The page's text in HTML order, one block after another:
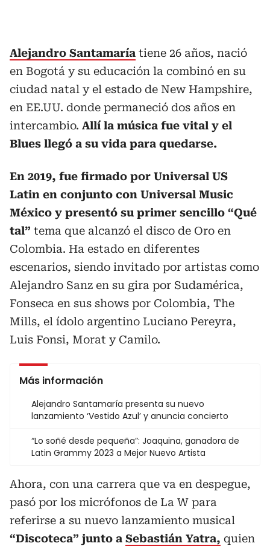
Alejandro Santamaría tiene 26 años, nació
en Bogotá y su educación la combinó en su
ciudad natal y el estado de New Hampshire,
en EE.UU. donde permaneció dos años en
intercambio. Allí la música fue vital y el
Blues llegó a su vida para quedarse.
En 2019, fue firmado por Universal US
Latin en conjunto con Universal Music
México y presentó su primer sencillo “Qué
tal” tema que alcanzó el disco de Oro en
Colombia. Ha estado en diferentes
escenarios, siendo invitado por artistas como
Alejandro Sanz en su gira por Sudamérica,
Fonseca en sus shows por Colombia, The
Mills, el ídolo argentino Luciano Pereyra,
Luis Fonsi, Morat y Camilo.
Más información
Alejandro Santamaría presenta su nuevo
lanzamiento ‘Vestido Azul’ y anuncia concierto
“Lo soñé desde pequeña”: Joaquina, ganadora de
Latin Grammy 2023 a Mejor Nuevo Artista
Ahora, con una carrera que va en despegue,
pasó por los micrófonos de La W para
referirse a su nuevo lanzamiento musical
“Discoteca” junto a Sebastián Yatra, quien